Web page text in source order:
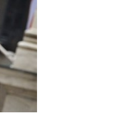
y que empieza a llegar al
las apuestas que
tiene respuesta
millones en un solo mes